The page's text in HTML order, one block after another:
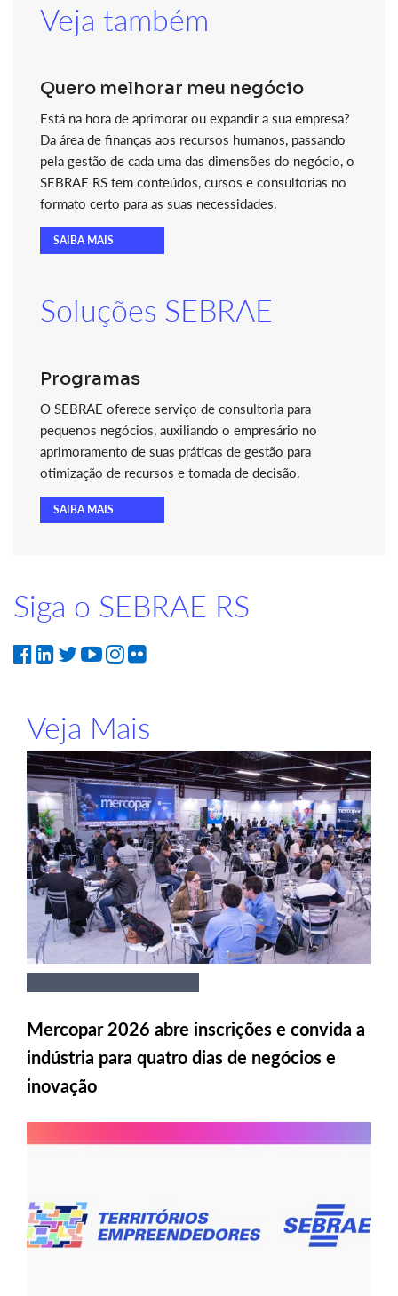
Veja também
Quero melhorar meu negócio
Está na hora de aprimorar ou expandir a sua empresa?
Da área de finanças aos recursos humanos, passando
pela gestão de cada uma das dimensões do negócio, o
SEBRAE RS tem conteúdos, cursos e consultorias no
formato certo para as suas necessidades.
SAIBA MAIS
Soluções SEBRAE
Programas
O SEBRAE oferece serviço de consultoria para
pequenos negócios, auxiliando o empresário no
aprimoramento de suas práticas de gestão para
otimização de recursos e tomada de decisão.
SAIBA MAIS
Siga o SEBRAE RS
Veja Mais
Mercopar 2026 abre inscrições e convida a
indústria para quatro dias de negócios e
inovação